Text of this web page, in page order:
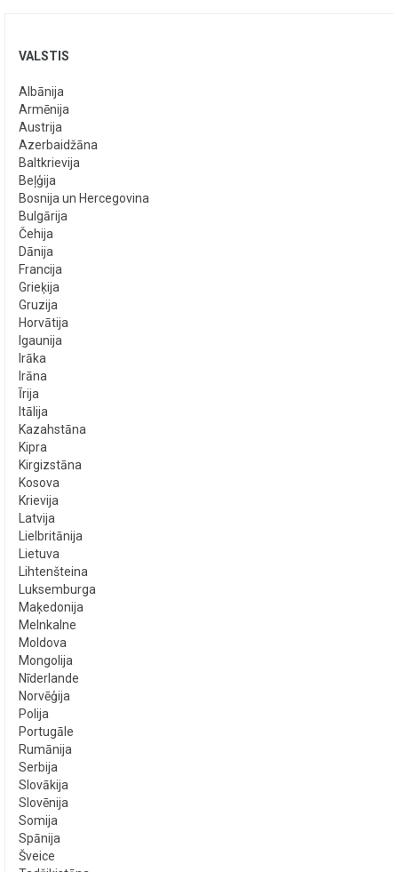
VALSTIS
Albānija
Armēnija
Austrija
Azerbaidžāna
Baltkrievija
Beļģija
Bosnija un Hercegovina
Bulgārija
Čehija
Dānija
Francija
Grieķija
Gruzija
Horvātija
Igaunija
Irāka
Irāna
Īrija
Itālija
Kazahstāna
Kipra
Kirgizstāna
Kosova
Krievija
Latvija
Lielbritānija
Lietuva
Lihtenšteina
Luksemburga
Maķedonija
Melnkalne
Moldova
Mongolija
Nīderlande
Norvēģija
Polija
Portugāle
Rumānija
Serbija
Slovākija
Slovēnija
Somija
Spānija
Šveice